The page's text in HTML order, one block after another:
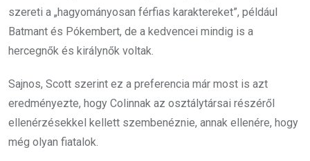
szereti a „hagyományosan férfias karaktereket”, például
Batmant és Pókembert, de a kedvencei mindig is a
hercegnők és királynők voltak.
Sajnos, Scott szerint ez a preferencia már most is azt
eredményezte, hogy Colinnak az osztálytársai részéről
ellenérzésekkel kellett szembenéznie, annak ellenére, hogy
még olyan fiatalok.